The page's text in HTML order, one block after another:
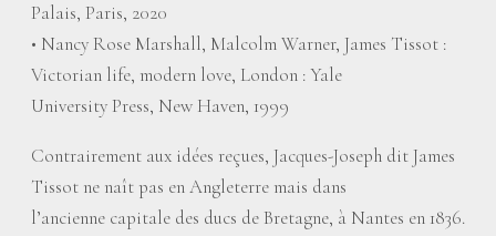
Palais, Paris, 2020
• Nancy Rose Marshall, Malcolm Warner, James Tissot :
Victorian life, modern love, London : Yale
University Press, New Haven, 1999
Contrairement aux idées reçues, Jacques-Joseph dit James
Tissot ne naît pas en Angleterre mais dans
l’ancienne capitale des ducs de Bretagne, à Nantes en 1836.